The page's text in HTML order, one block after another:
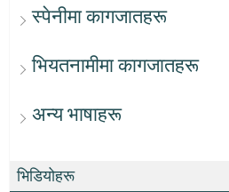
स्पेनीमा कागजातहरू
भियतनामीमा कागजातहरू
अन्य भाषाहरू
भिडियोहरू